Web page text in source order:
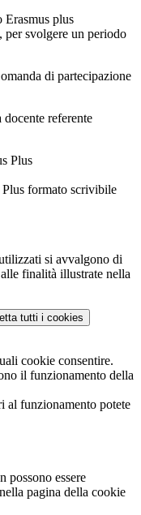
plus
per svolgere un periodo
di partecipazione
referente
Plus
formato scrivibile
si avvalgono di
finalità illustrate nella
tutti i cookies
cookie consentire.
il funzionamento della
al funzionamento potete
possono essere
pagina della cookie